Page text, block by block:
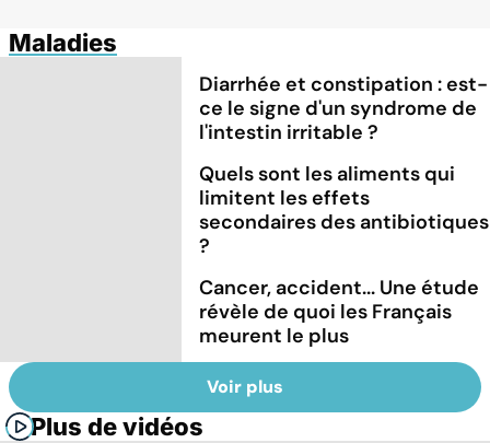
Maladies
Diarrhée et constipation : est-
ce le signe d'un syndrome de
l'intestin irritable ?
Quels sont les aliments qui
limitent les effets
secondaires des antibiotiques
?
Cancer, accident... Une étude
révèle de quoi les Français
meurent le plus
Voir plus
Plus de vidéos